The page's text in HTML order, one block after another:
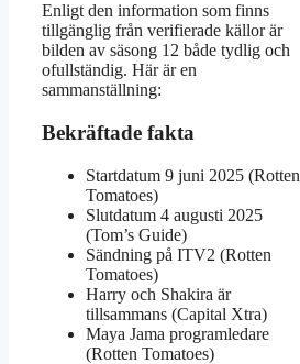
Enligt den information som finns
tillgänglig från verifierade källor är
bilden av säsong 12 både tydlig och
ofullständig. Här är en
sammanställning:
Bekräftade fakta
Startdatum 9 juni 2025 (Rotten
Tomatoes)
Slutdatum 4 augusti 2025
(Tom’s Guide)
Sändning på ITV2 (Rotten
Tomatoes)
Harry och Shakira är
tillsammans (Capital Xtra)
Maya Jama programledare
(Rotten Tomatoes)